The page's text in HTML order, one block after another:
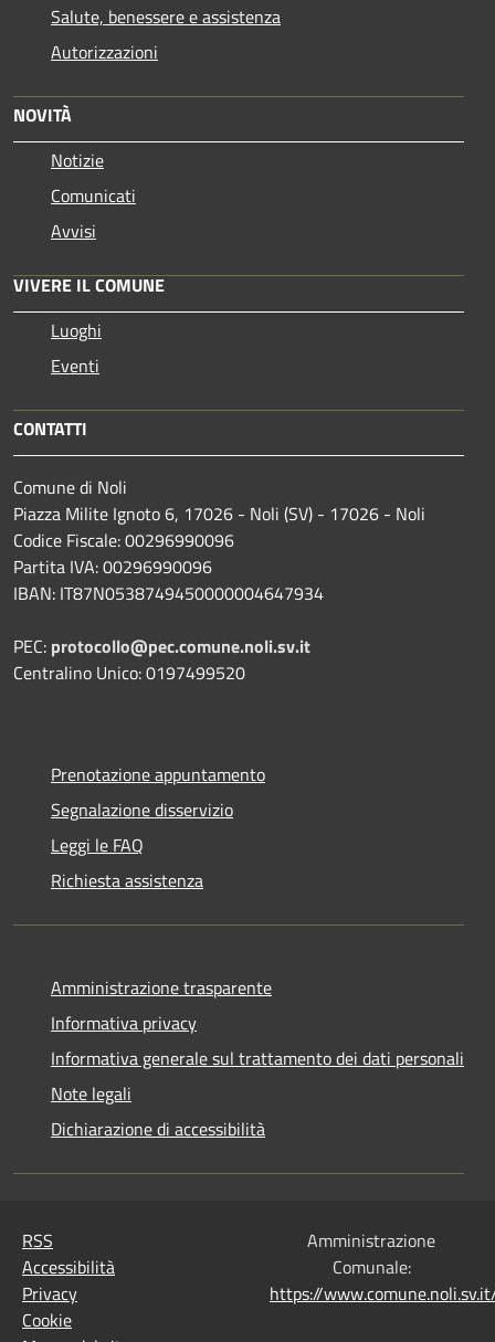
Salute, benessere e assistenza
Autorizzazioni
NOVITÀ
Notizie
Comunicati
Avvisi
VIVERE IL COMUNE
Luoghi
Eventi
CONTATTI
Comune di Noli
Piazza Milite Ignoto 6, 17026 - Noli (SV) - 17026 - Noli
Codice Fiscale: 00296990096
Partita IVA: 00296990096
IBAN: IT87N0538749450000004647934
PEC: protocollo@pec.comune.noli.sv.it
Centralino Unico: 0197499520
Prenotazione appuntamento
Segnalazione disservizio
Leggi le FAQ
Richiesta assistenza
Amministrazione trasparente
Informativa privacy
Informativa generale sul trattamento dei dati personali
Note legali
Dichiarazione di accessibilità
RSS
Accessibilità
Privacy
Cookie
Amministrazione
Comunale:
https://